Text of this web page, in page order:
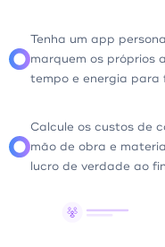
Tenha um app
marquem os próprios
tempo e energia para
Calcule os custos de
mão de obra e
lucro de verdade ao